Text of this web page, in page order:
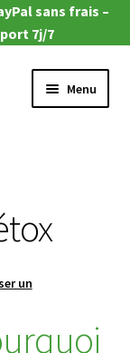
sans frais –
7j/7
Menu
enfant
le
un